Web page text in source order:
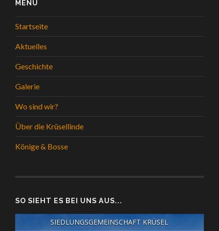
MENÜ
Startseite
Aktuelles
Geschichte
Galerie
Wo sind wir?
Über die Krüsellinde
Könige & Bosse
SO SIEHT ES BEI UNS AUS...
SIEDLUNGSGEMEINSCHAFT KRÜSEL